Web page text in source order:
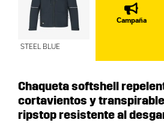
STEEL BLUE
Campaña
Chaqueta softshell
cortavientos y
ripstop resistente al